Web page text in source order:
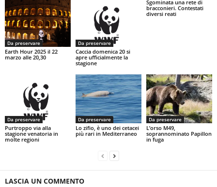
Da preservare
Earth Hour 2025 il 22
marzo alle 20,30
Da preservare
Caccia domenica 20 si
apre ufficialmente la
stagione
Sgominata una rete di
bracconieri. Contestati
diversi reati
Da preservare
Purtroppo via alla
stagione venatoria in
molte regioni
Da preservare
Lo zifio, è uno dei cetacei
più rari in Mediterraneo
Da preservare
L’orso M49,
soprannominato Papillon
in fuga
LASCIA UN COMMENTO